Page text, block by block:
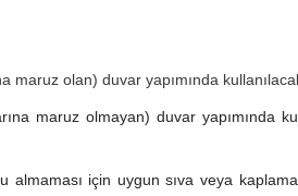
olan) duvar yapımında kullanılacak
maruz olmayan) duvar yapımında
almaması için uygun sıva veya